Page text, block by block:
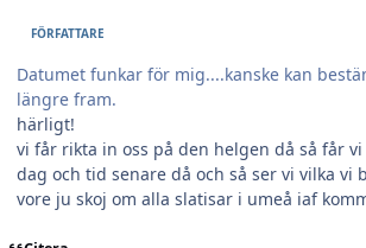
FÖRFATTARE
Datumet funkar för mig....kanske kan
längre fram.
härligt!
vi får rikta in oss på den helgen då så får
dag och tid senare då och så ser vi vilka vi
vore ju skoj om alla slatisar i umeå iaf